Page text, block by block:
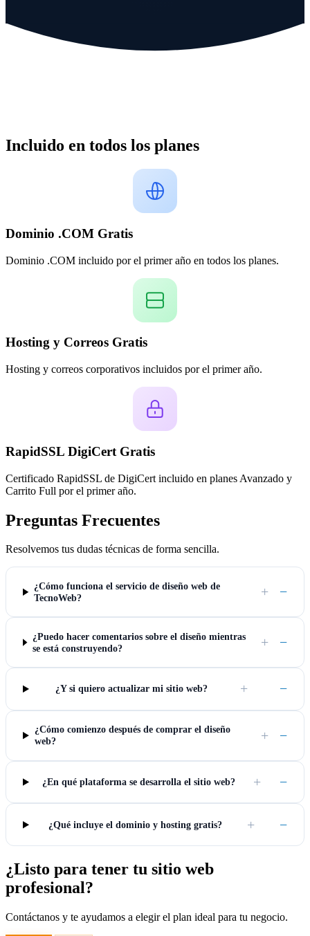
Incluido en todos los planes
Dominio .COM Gratis
Dominio .COM incluido por el primer año en todos los planes.
Hosting y Correos Gratis
Hosting y correos corporativos incluidos por el primer año.
RapidSSL DigiCert Gratis
Certificado RapidSSL de DigiCert incluido en planes Avanzado y
Carrito Full por el primer año.
Preguntas Frecuentes
Resolvemos tus dudas técnicas de forma sencilla.
¿Cómo funciona el servicio de diseño web de
TecnoWeb?
+ −
¿Puedo hacer comentarios sobre el diseño mientras
se está construyendo?
+ −
¿Y si quiero actualizar mi sitio web? + −
¿Cómo comienzo después de comprar el diseño
web?
+ −
¿En qué plataforma se desarrolla el sitio web? + −
¿Qué incluye el dominio y hosting gratis? + −
¿Listo para tener tu sitio web
profesional?
Contáctanos y te ayudamos a elegir el plan ideal para tu negocio.